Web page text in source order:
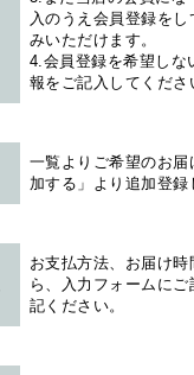
入のうえ会員登録を
みいただけます。
4.会員登録を希望しな
報をご記入してくださ
一覧よりご希望のお
加する」より追加登
お支払方法、お届け
ら、入力フォームに
記ください。